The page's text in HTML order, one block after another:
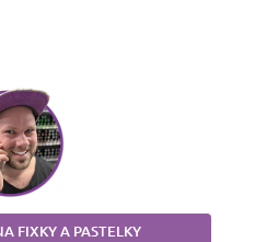
FIXKY A PASTELKY